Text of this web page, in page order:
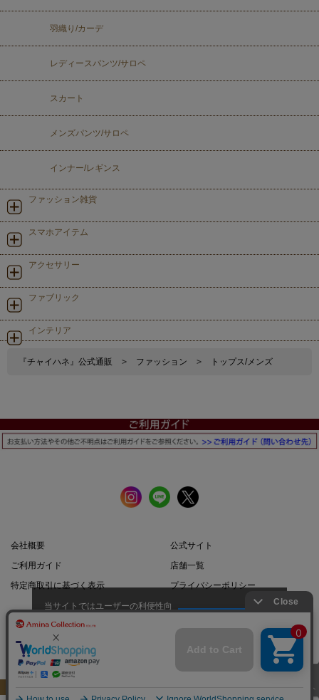
羽織り/カーデ
レディースパンツ/サロペ
スカート
メンズパンツ/サロペ
インナー/レギンス
ファッション雑貨
スマホアイテム
アクセサリー
ファブリック
インテリア
『チャイハネ』公式通販 > ファッション > トップス/メンズ
会社概要
公式サイト
ご利用ガイド
店舗一覧
特定商取引に基づく表示
プライバシーポリシー
スマートフォン |
当サイトではユーザーの利便性向